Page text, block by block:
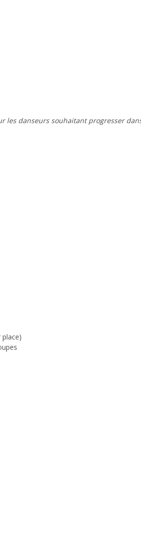
les danseurs souhaitant progresser
place)